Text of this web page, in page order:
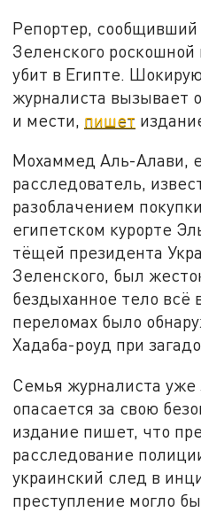
Репортер,
Зеленского
убит в Египте.
журналиста вызывает
и мести, пишет
Мохаммед Аль-Алави,
расследователь,
разоблачением
египетском курорте
тёщей президента
Зеленского, был
бездыханное тело всё
переломах было
Хадаба-роуд при
Семья журналиста уже
опасается за свою
издание пишет, что
расследование
украинский след в
преступление могло